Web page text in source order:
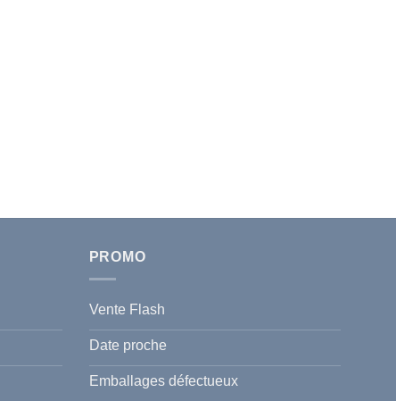
PROMO
Vente Flash
Date proche
Emballages défectueux